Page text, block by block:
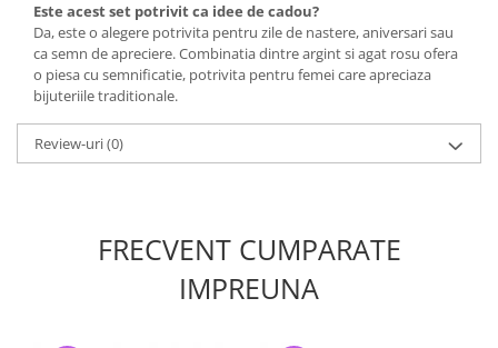
Este acest set potrivit ca idee de cadou?
Da, este o alegere potrivita pentru zile de nastere, aniversari sau
ca semn de apreciere. Combinatia dintre argint si agat rosu ofera
o piesa cu semnificatie, potrivita pentru femei care apreciaza
bijuteriile traditionale.
Review-uri(0)
FRECVENT CUMPARATE
IMPREUNA